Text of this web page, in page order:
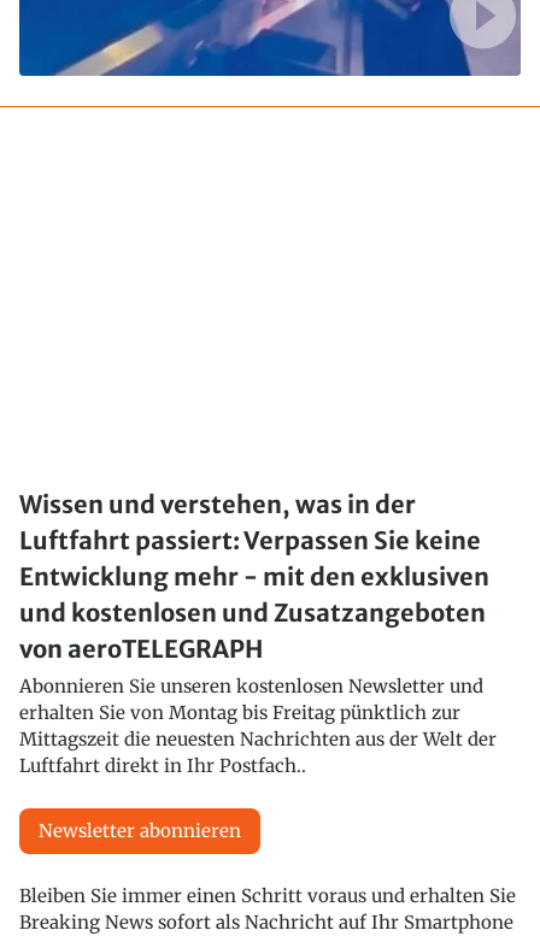
Wissen und verstehen, was in der
Luftfahrt passiert: Verpassen Sie keine
Entwicklung mehr - mit den exklusiven
und kostenlosen und Zusatzangeboten
von aeroTELEGRAPH
Abonnieren Sie unseren kostenlosen Newsletter und
erhalten Sie von Montag bis Freitag pünktlich zur
Mittagszeit die neuesten Nachrichten aus der Welt der
Luftfahrt direkt in Ihr Postfach..
Newsletter abonnieren
Bleiben Sie immer einen Schritt voraus und erhalten Sie
Breaking News sofort als Nachricht auf Ihr Smartphone